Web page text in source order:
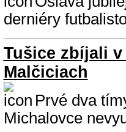
derniéry
Tušice zbíjali
Malčiciach
Prvé dva
Michalovce